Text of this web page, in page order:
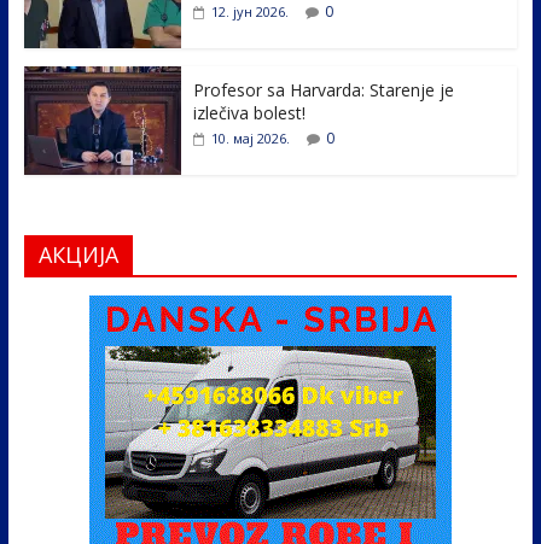
12. јун 2026. 0
Profesor sa Harvarda: Starenje je
izlečiva bolest!
10. мај 2026. 0
АКЦИЈА